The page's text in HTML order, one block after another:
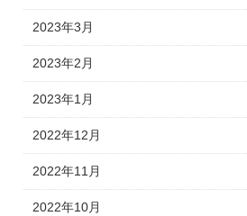
2023年3月
2023年2月
2023年1月
2022年12月
2022年11月
2022年10月